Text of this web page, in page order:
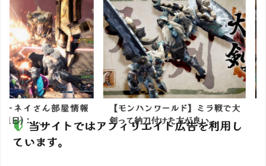
部屋情報
【モンハンワールド】ミラ戦で大
剣って納刀付けた方が良い...
【モンハ
すだけで
当サイトではアフィリエイト広告を利用し
ています。